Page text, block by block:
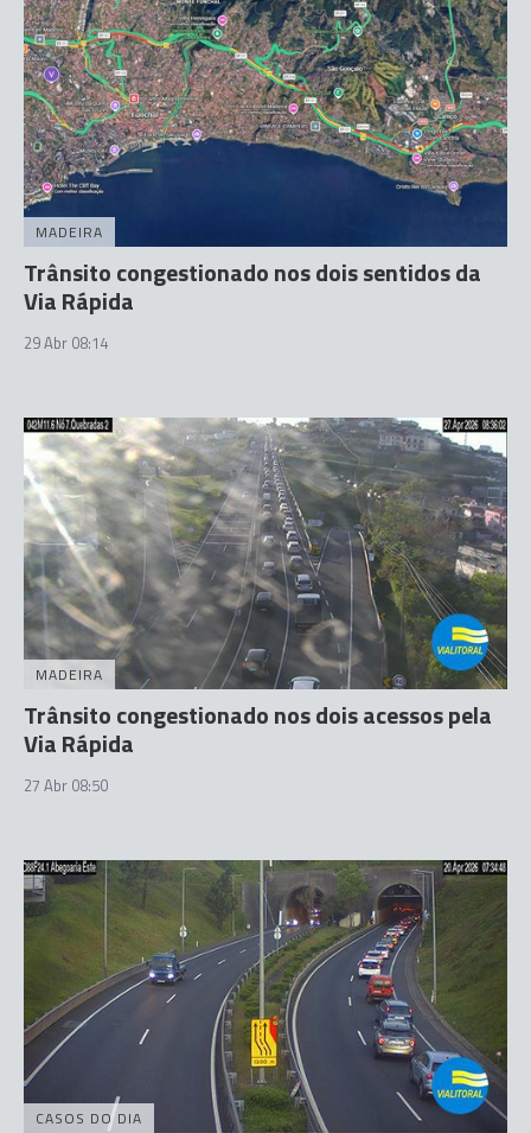
MADEIRA
Trânsito congestionado nos dois sentidos da
Via Rápida
29 Abr 08:14
MADEIRA
Trânsito congestionado nos dois acessos pela
Via Rápida
27 Abr 08:50
CASOS DO DIA